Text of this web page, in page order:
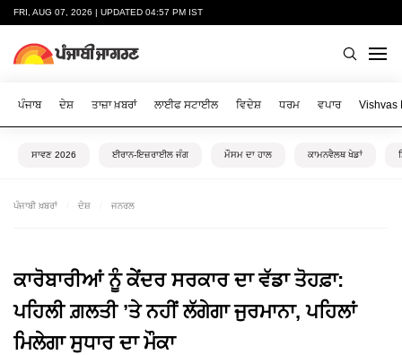
FRI, AUG 07, 2026 | UPDATED 04:57 PM IST
ਪੰਜਾਬ ਦੇਸ਼ ਤਾਜ਼ਾ ਖ਼ਬਰਾਂ ਲਾਈਫ ਸਟਾਈਲ ਵਿਦੇਸ਼ ਧਰਮ ਵਪਾਰ Vishvas
ਸਾਵਣ 2026 ਈਰਾਨ-ਇਜ਼ਰਾਈਲ ਜੰਗ ਮੌਸਮ ਦਾ ਹਾਲ ਕਾਮਨਵੈਲਥ ਖੇਡਾਂ
ਪੰਜਾਬੀ ਖ਼ਬਰਾਂ ਦੇਸ਼ ਜਨਰਲ
ਕਾਰੋਬਾਰੀਆਂ ਨੂੰ ਕੇਂਦਰ ਸਰਕਾਰ ਦਾ ਵੱਡਾ ਤੋਹਫ਼ਾ:
ਪਹਿਲੀ ਗ਼ਲਤੀ ’ਤੇ ਨਹੀਂ ਲੱਗੇਗਾ ਜੁਰਮਾਨਾ, ਪਹਿਲਾਂ
ਮਿਲੇਗਾ ਸੁਧਾਰ ਦਾ ਮੌਕਾ